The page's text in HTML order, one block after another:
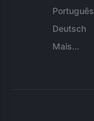
Português
Deutsch
Mais...